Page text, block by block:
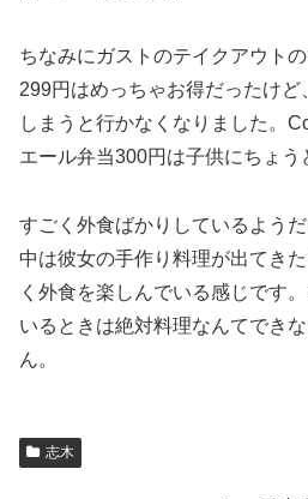
ちなみにガストのテイクアウト
299円はめっちゃお得だったけど
しまうと行かなくなりました。
エール弁当300円は子供にちょう
すごく外食ばかりしているよう
中は彼女の手作り料理が出てき
く外食を楽しんでいる感じです
いるときは絶対料理なんてでき
ん。
志木